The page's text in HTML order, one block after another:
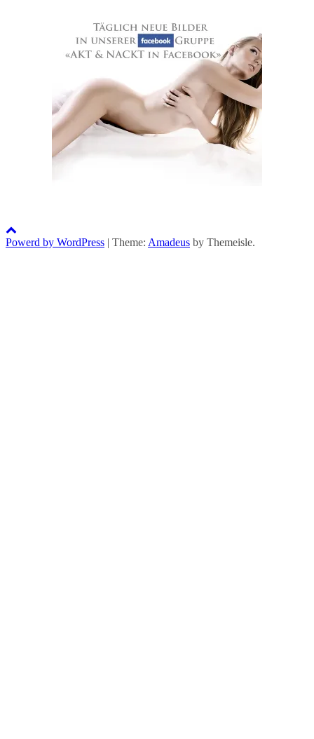
Powerd by WordPress | Theme: Amadeus by Themeisle.